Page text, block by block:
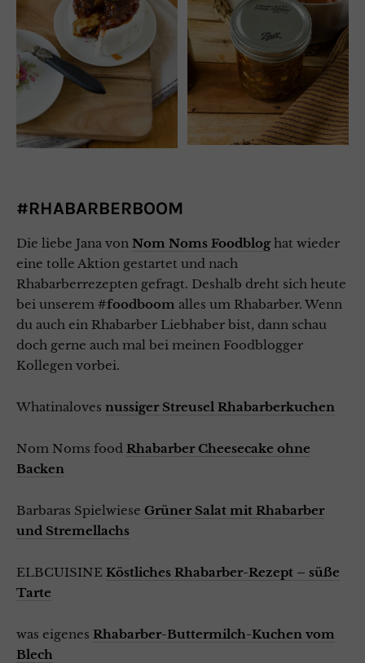
#RHABARBERBOOM
Die liebe Jana von Nom Noms Foodblog hat wieder
eine tolle Aktion gestartet und nach
Rhabarberrezepten gefragt. Deshalb dreht sich heute
bei unserem #foodboom alles um Rhabarber. Wenn
du auch ein Rhabarber Liebhaber bist, dann schau
doch gerne auch mal bei meinen Foodblogger
Kollegen vorbei.
Whatinaloves nussiger Streusel Rhabarberkuchen
Nom Noms food Rhabarber Cheesecake ohne
Backen
Barbaras Spielwiese Grüner Salat mit Rhabarber
und Stremellachs
ELBCUISINE Köstliches Rhabarber-Rezept – süße
Tarte
was eigenes Rhabarber-Buttermilch-Kuchen vom
Blech